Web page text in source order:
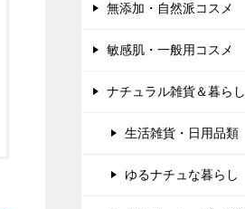
無添加・自然派コスメ
敏感肌・一般用コスメ
ナチュラル雑貨＆暮らし
生活雑貨・日用品類
ゆるナチュな暮らし